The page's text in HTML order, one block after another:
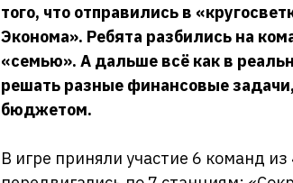
того, что отправились в
Эконома». Ребята разбились на
«семью». А дальше всё как в
решать разные финансовые
бюджетом.
В игре приняли участие 6 команд